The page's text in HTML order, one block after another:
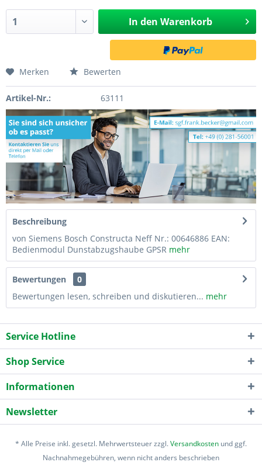
In den Warenkorb
Merken Bewerten
Artikel-Nr.: 63111
Beschreibung
von Siemens Bosch Constructa Neff Nr.: 00646886 EAN:
Bedienmodul Dunstabzugshaube GPSR mehr
Bewertungen
0
Bewertungen lesen, schreiben und diskutieren... mehr
Service Hotline
Shop Service
Informationen
Newsletter
* Alle Preise inkl. gesetzl. Mehrwertsteuer zzgl.Versandkosten und ggf.
Nachnahmegebühren, wenn nicht anders beschrieben